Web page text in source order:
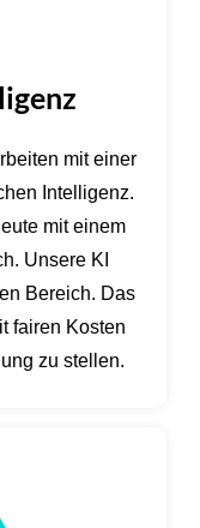
mit einer
Intelligenz.
mit einem
Unsere KI
Bereich. Das
fairen Kosten
zu stellen.